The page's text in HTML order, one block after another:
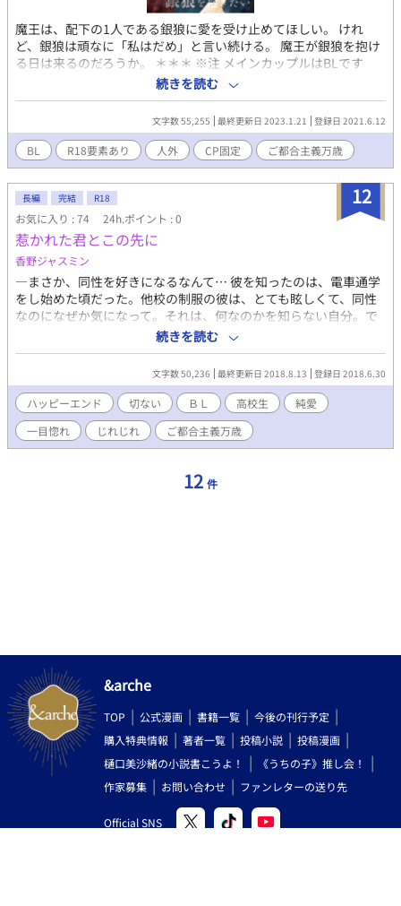
魔王は、配下の1人である銀狼に愛を受け止めてほしい。 けれ
ど、銀狼は頑なに「私はだめ」と言い続ける。 魔王が銀狼を抱け
る日は来るのだろうか。 ＊＊＊ ※注 メインカップルはBLです
が、NLも登場します（GLは未定） BL以外受け付けない方はご自
衛ください。 ＊＊＊ お気に入り、しおり、すごく嬉しいですあり
がとうございます！！ 複数の別サイトにも掲載しております。
続きを読む
文字数 55,255 最終更新日 2023.1.21 登録日 2021.6.12
BL R18要素あり 人外 CP固定 ご都合主義万歳
12
長編 完結 R18
お気に入り : 74 24h.ポイント : 0
惹かれた君とこの先に
香野ジャスミン
―まさか、同性を好きになるなんて… 彼を知ったのは、電車通学
をし始めた頃だった。他校の制服の彼は、とても眩しくて、同性
なのになぜか気になって。それは、何なのかを知らない自分。で
も、このままじゃ嫌で。 通学中に惹かれあったら…それは、いっ
たい、どうなるのか。 ムーンライトノベルズにて同時公開中
続きを読む
文字数 50,236 最終更新日 2018.8.13 登録日 2018.6.30
ハッピーエンド 切ない ＢＬ 高校生
純愛
一目惚れ
じれじれ ご都合主義万歳
12 件
&arche
TOP 公式漫画 書籍一覧
今後の刊行予定
購入特典情報
著者一覧 投稿小説
投稿漫画
樋口美沙緒の小説書こうよ！
《うちの子》推し会！
作家募集
お問い合わせ ファンレターの送り先
Official SNS